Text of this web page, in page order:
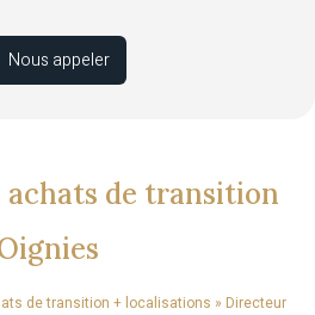
Nous appeler
de transition
de transition + localisations » Directeur